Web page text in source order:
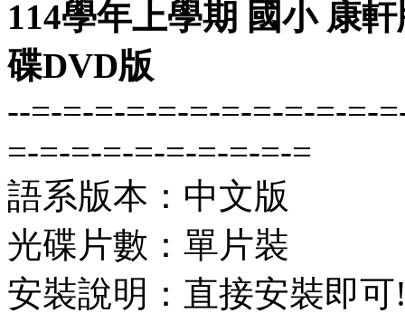
114學年上學期 國小 康
碟DVD版
--=-=-=-=-=-=-=-=-=-=-=-
=-=-=-=-=-=-=-=-=-=
語系版本：中文版
光碟片數：單片裝
安裝說明：直接安裝即可